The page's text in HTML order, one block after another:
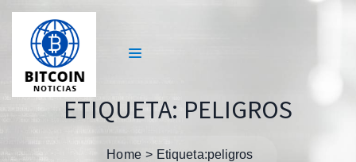
ETIQUETA: PELIGROS
Home Etiqueta:peligros